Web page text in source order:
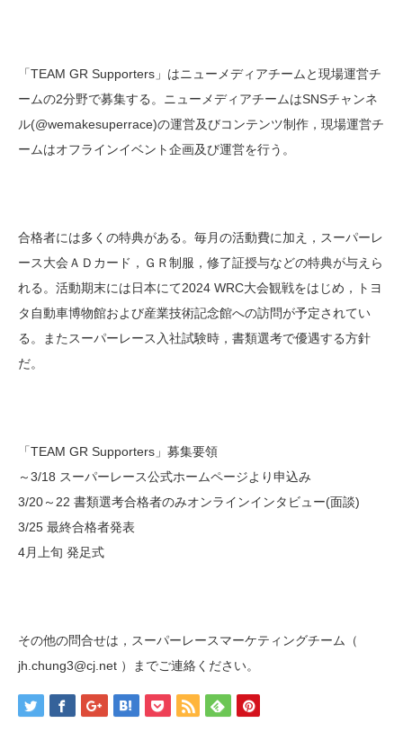
「TEAM GR Supporters」はニューメディアチームと現場運営チ
ームの2分野で募集する。ニューメディアチームはSNSチャンネ
ル(@wemakesuperrace)の運営及びコンテンツ制作，現場運営チ
ームはオフラインイベント企画及び運営を行う。
合格者には多くの特典がある。毎月の活動費に加え，スーパーレ
ース大会ＡＤカード，ＧＲ制服，修了証授与などの特典が与えら
れる。活動期末には日本にて2024 WRC大会観戦をはじめ，トヨ
タ自動車博物館および産業技術記念館への訪問が予定されてい
る。またスーパーレース入社試験時，書類選考で優遇する方針
だ。
「TEAM GR Supporters」募集要領
～3/18 スーパーレース公式ホームページより申込み
3/20～22 書類選考合格者のみオンラインインタビュー(面談)
3/25 最終合格者発表
4月上旬 発足式
その他の問合せは，スーパーレースマーケティングチーム（
jh.chung3@cj.net ）までご連絡ください。